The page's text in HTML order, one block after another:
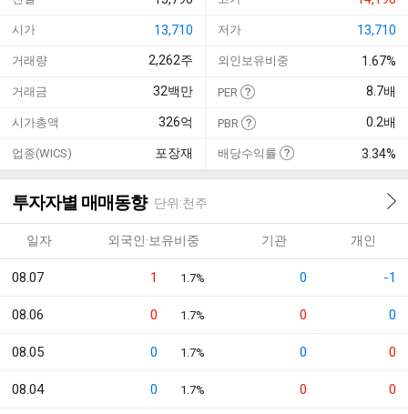
시가 13,710 저가 13,710
거래량 2,262주 외인보유비중 1.67%
거래금 32백만 PER 8.7배
시가총액 326억 PBR 0.2배
업종(WICS) 포장재 배당수익률 3.34%
투자자별 매매동향 단위:천주
일자 외국인·보유비중 기관 개인
08.07 1 1.7% 0 -1
08.06 0 1.7% 0 0
08.05 0 1.7% 0 0
08.04 0 1.7% 0 0